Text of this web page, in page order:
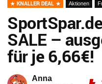
KNALLER DEAL Aktionen
SALE –
für je 6,66€!
Anna